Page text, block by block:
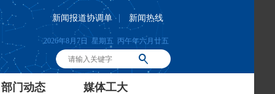
新闻报道协调单 | 新闻热线
2026年8月7日 星期五 丙午年六月廿五
部门动态 媒体工大